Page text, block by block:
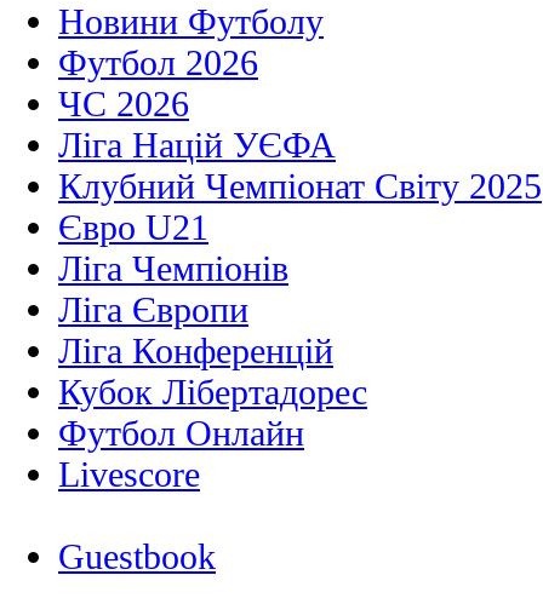
Новини Футболу
Футбол 2026
ЧС 2026
Ліга Націй УЄФА
Клубний Чемпіонат Світу 2025
Євро U21
Ліга Чемпіонів
Ліга Європи
Ліга Конференцій
Кубок Лібертадорес
Футбол Онлайн
Livescore
Guestbook